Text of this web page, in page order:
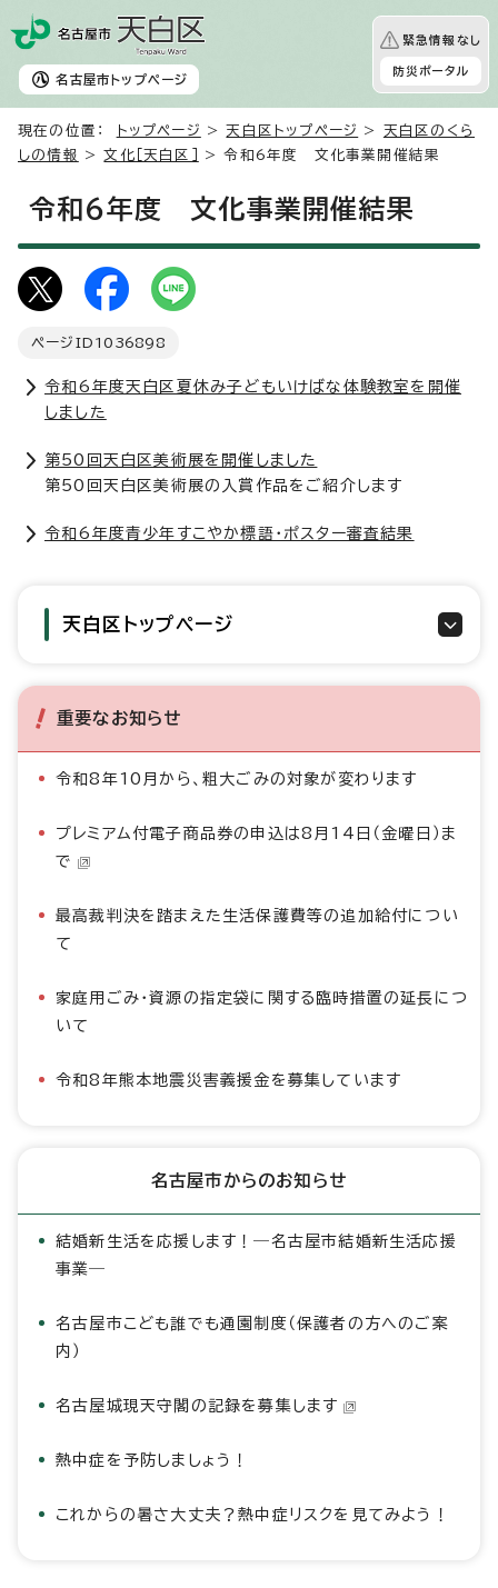
名古屋市 トップページ
緊急情報なし
防災ポータル
現在の位置： トップページ >天白区トップページ > 天白区のくら
しの情報
>文化［天白区］ > 令和6年度 文化事業開催結果
令和6年度 文化事業開催結果
ページID 1036898
令和6年度天白区夏休み子どもいけばな体験教室を開催
しました
第50回天白区美術展を開催しました
第50回天白区美術展の入賞作品をご紹介します
令和6年度青少年すこやか標語・ポスター審査結果
天白区トップページ
重要なお知らせ
令和8年10月から、粗大ごみの対象が変わります
プレミアム付電子商品券の申込は8月14日（金曜日）ま
で
最高裁判決を踏まえた生活保護費等の追加給付につい
て
家庭用ごみ・資源の指定袋に関する臨時措置の延長につ
いて
令和8年熊本地震災害義援金を募集しています
名古屋市からのお知らせ
結婚新生活を応援します！―名古屋市結婚新生活応援
事業―
名古屋市こども誰でも通園制度（保護者の方へのご案
内）
名古屋城現天守閣の記録を募集します
熱中症を予防しましょう！
これからの暑さ大丈夫？熱中症リスクを見てみよう！